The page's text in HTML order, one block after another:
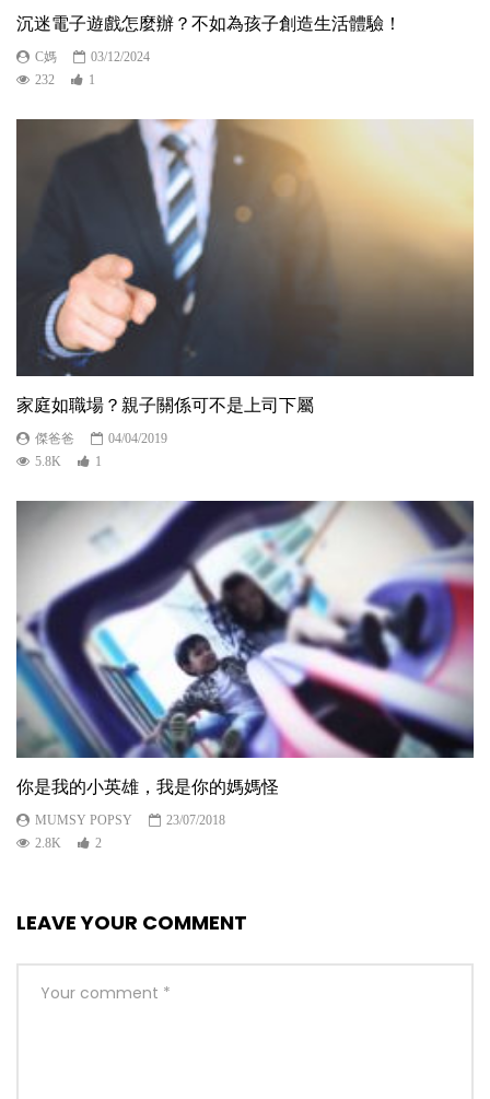
沉迷電子遊戲怎麼辦？不如為孩子創造生活體驗！
C媽
03/12/2024
232
1
家庭如職場？親子關係可不是上司下屬
傑爸爸
04/04/2019
5.8K
1
你是我的小英雄，我是你的媽媽怪
MUMSY POPSY
23/07/2018
2.8K
2
LEAVE YOUR COMMENT